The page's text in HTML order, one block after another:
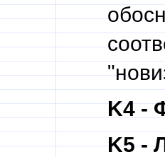
K4 -
K5 -